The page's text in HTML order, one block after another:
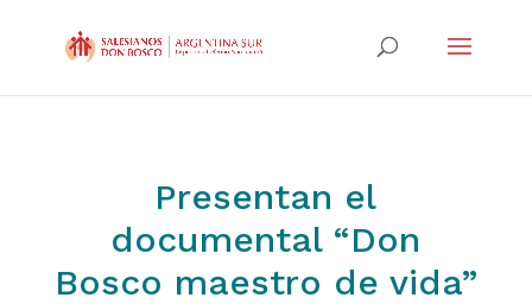
Presentan el
documental “Don
Bosco maestro de vida”